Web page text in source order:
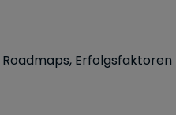
Erfolgsfaktoren